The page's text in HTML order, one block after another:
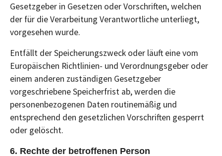
Gesetzgeber in Gesetzen oder Vorschriften, welchen
der für die Verarbeitung Verantwortliche unterliegt,
vorgesehen wurde.
Entfällt der Speicherungszweck oder läuft eine vom
Europäischen Richtlinien- und Verordnungsgeber oder
einem anderen zuständigen Gesetzgeber
vorgeschriebene Speicherfrist ab, werden die
personenbezogenen Daten routinemäßig und
entsprechend den gesetzlichen Vorschriften gesperrt
oder gelöscht.
6. Rechte der betroffenen Person